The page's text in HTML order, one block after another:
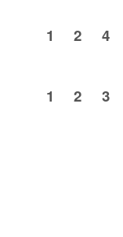
1
2 4
1
2 3